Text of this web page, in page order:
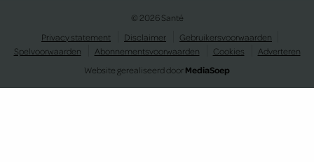
© 2026 Santé
Privacy statement
Disclaimer
Gebruikersvoorwaarden
Spelvoorwaarden
Abonnementsvoorwaarden Cookies
Adverteren
Website gerealiseerd doorMediaSoep